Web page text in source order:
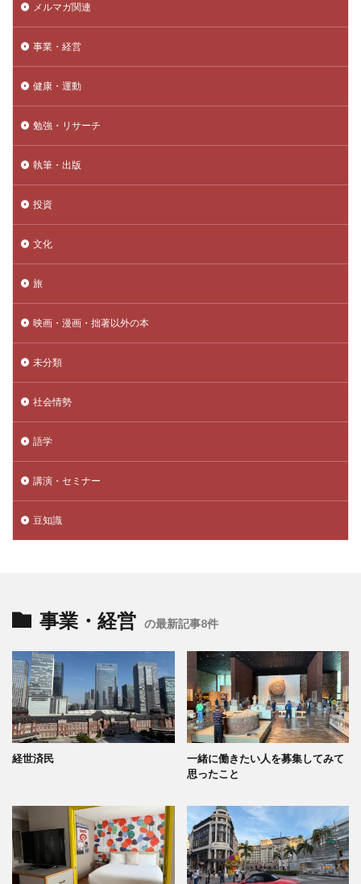
メルマガ関連
事業・経営
健康・運動
勉強・リサーチ
執筆・出版
投資
文化
旅
映画・漫画・拙著以外の本
未分類
社会情勢
語学
講演・セミナー
豆知識
事業・経営 の最新記事8件
経世済民
一緒に働きたい人を募集してみて
思ったこと